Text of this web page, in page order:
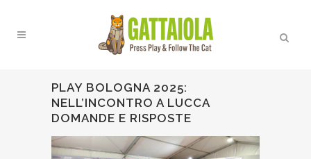
PLAY BOLOGNA 2025:
NELL’INCONTRO A LUCCA
DOMANDE E RISPOSTE